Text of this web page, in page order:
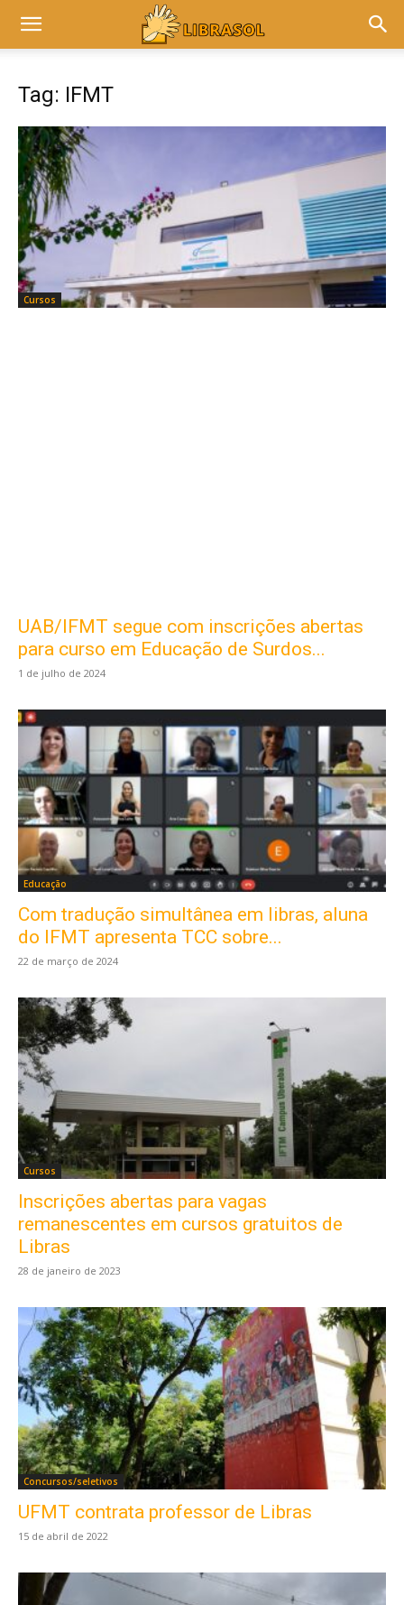
Tag: IFMT
Cursos
UAB/IFMT segue com inscrições abertas
para curso em Educação de Surdos...
1 de julho de 2024
Educação
Com tradução simultânea em libras, aluna
do IFMT apresenta TCC sobre...
22 de março de 2024
Cursos
Inscrições abertas para vagas
remanescentes em cursos gratuitos de
Libras
28 de janeiro de 2023
Concursos/seletivos
UFMT contrata professor de Libras
15 de abril de 2022